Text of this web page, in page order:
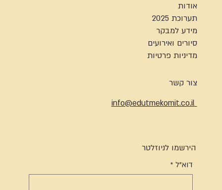
אודות
תערוכת 2025
מידע למבקר
סיורים ואירועים
מדיניות פרטיות
צור קשר
info@edutmekomit.co.il
הירשמו לניוזלטר
דוא"ל *